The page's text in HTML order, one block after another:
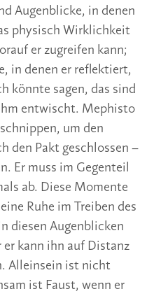
Augenblicke, in denen
physisch Wirklichkeit
er zugreifen kann;
in denen er reflektiert,
könnte sagen, das sind
entwischt. Mephisto
um den
den Pakt geschlossen –
Er muss im Gegenteil
ab. Diese Momente
Ruhe im Treiben des
diesen Augenblicken
kann ihn auf Distanz
Alleinsein ist nicht
ist Faust, wenn er